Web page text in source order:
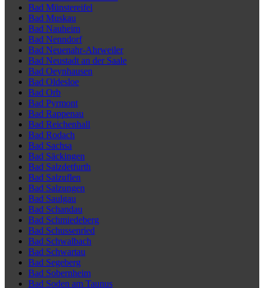
Bad Münstereifel
Bad Muskau
Bad Nauheim
Bad Nenndorf
Bad Neuenahr-Ahrweiler
Bad Neustadt an der Saale
Bad Oeynhausen
Bad Oldesloe
Bad Orb
Bad Pyrmont
Bad Rappenau
Bad Reichenhall
Bad Rodach
Bad Sachsa
Bad Säckingen
Bad Salzdetfurth
Bad Salzuflen
Bad Salzungen
Bad Saulgau
Bad Schandau
Bad Schmiedeberg
Bad Schussenried
Bad Schwalbach
Bad Schwartau
Bad Segeberg
Bad Sobernheim
Bad Soden am Taunus